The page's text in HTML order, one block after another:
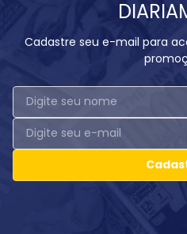
Cadastre seu e-mail para